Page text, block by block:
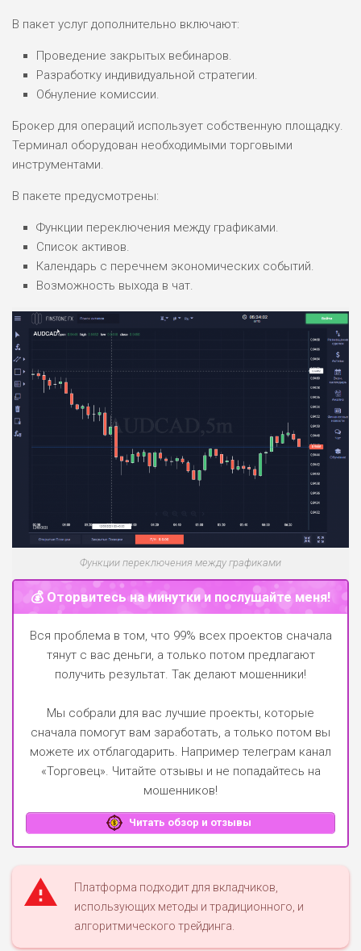
ВСЕМ
РИСКИ: НИЗКИЕ
ДОХОД: НИЗКИЙ
РИСКИ: НИЗКИЕ
ДОХОД: СРЕДНИЙ
ОБЗОР
В пакет услуг дополнительно включают:
Проведение закрытых вебинаров.
Разработку индивидуальной стратегии.
Обнуление комиссии.
Брокер для операций использует собственную площадку.
Терминал оборудован необходимыми торговыми
инструментами.
В пакете предусмотрены:
Функции переключения между графиками.
Список активов.
Календарь с перечнем экономических событий.
Возможность выхода в чат.
Функции переключения между графиками
💰 Оторвитесь на минутки и послушайте меня!
Вся проблема в том, что 99% всех проектов сначала
тянут с вас деньги, а только потом предлагают
получить результат. Так делают мошенники!
Мы собрали для вас лучшие проекты, которые
сначала помогут вам заработать, а только потом вы
можете их отблагодарить. Например телеграм канал
«Торговец». Читайте отзывы и не попадайтесь на
мошенников!
Читать обзор и отзывы
Платформа подходит для вкладчиков,
использующих методы и традиционного, и
алгоритмического трейдинга.